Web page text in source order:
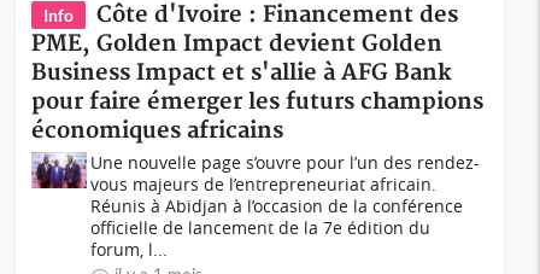
Info
Côte d'Ivoire : Financement des
PME, Golden Impact devient Golden
Business Impact et s'allie à AFG Bank
pour faire émerger les futurs champions
économiques africains
Une nouvelle page s’ouvre pour l’un des rendez-
vous majeurs de l’entrepreneuriat africain.
Réunis à Abidjan à l’occasion de la conférence
officielle de lancement de la 7e édition du
forum, l...